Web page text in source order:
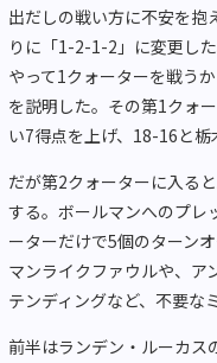
出だしの戦い方に不安を抱
りに「1-2-1-2」に変更し
やって1クォーターを戦う
を説明した。その第1クォ
い7得点を上げ、18-16と栃
だが第2クォーターに入る
する。ボールマンへのプレ
ーターだけで5個のターン
マンライクファウルや、ア
テンディングなど、不要な
前半はランデン・ルーカス